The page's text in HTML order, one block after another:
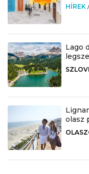
HÍREK
Lago
olasz